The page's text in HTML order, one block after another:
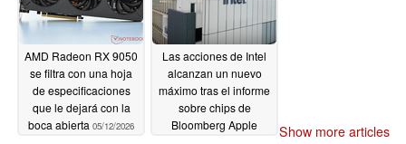
AMD Radeon RX 9050
se filtra con una hoja
de especificaciones
que le dejará con la
boca abierta 05/12/2026
Las acciones de Intel
alcanzan un nuevo
máximo tras el informe
sobre chips de
Bloomberg Apple
Show more articles